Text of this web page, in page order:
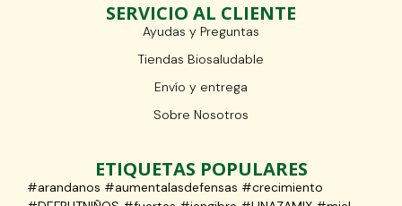
SERVICIO AL CLIENTE
Ayudas y Preguntas
Tiendas Biosaludable
Envío y entrega
Sobre Nosotros
ETIQUETAS POPULARES
#arandanos #aumentalasdefensas #crecimiento